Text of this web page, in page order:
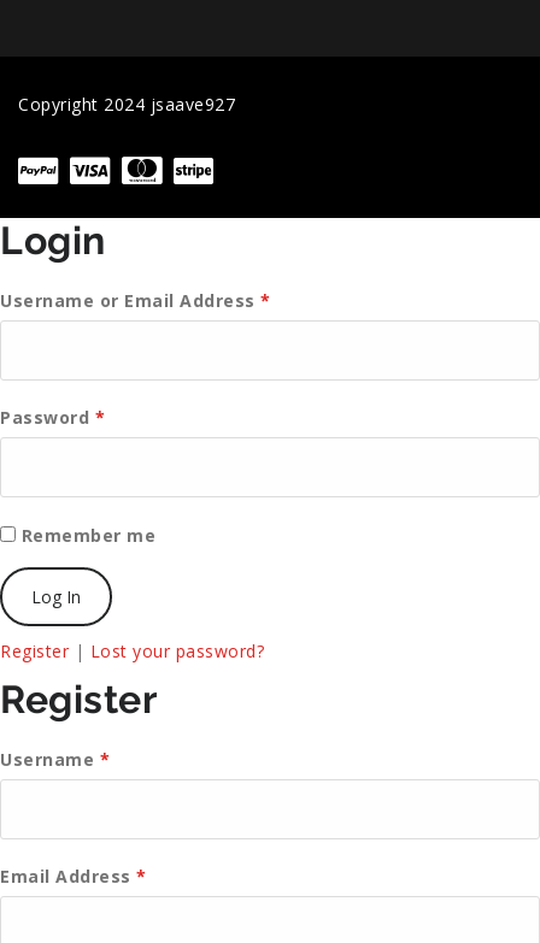
Copyright 2024 jsaave927
Login
Username or Email Address *
Password *
Remember me
Register | Lost your password?
Register
Username *
Email Address *